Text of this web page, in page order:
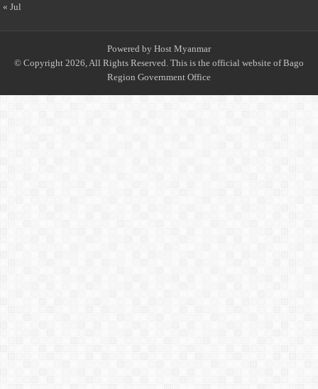
« Jul
Powered by Host Myanmar
© Copyright 2026, All Rights Reserved. This is the official website of Bago
Region Government Office